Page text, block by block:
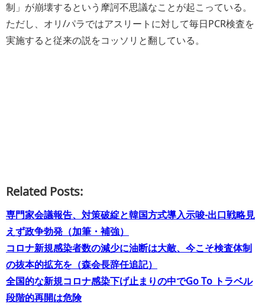
制」が崩壊するという摩訶不思議なことが起こっている。
ただし、オリ/パラではアスリートに対して毎日PCR検査を
実施すると従来の説をコッソリと翻している。
Related Posts:
専門家会議報告、対策破綻と韓国方式導入示唆−出口戦略見
えず政争勃発（加筆・補強）
コロナ新規感染者数の減少に油断は大敵、今こそ検査体制
の抜本的拡充を（森会長辞任追記）
全国的な新規コロナ感染下げ止まりの中でGo To トラベル
段階的再開は危険